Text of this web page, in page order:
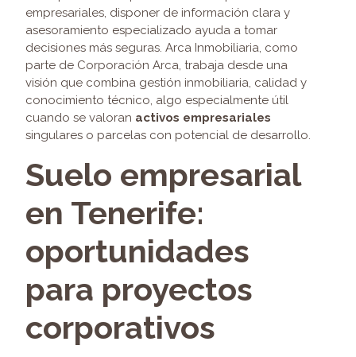
empresariales, disponer de información clara y
asesoramiento especializado ayuda a tomar
decisiones más seguras. Arca Inmobiliaria, como
parte de Corporación Arca, trabaja desde una
visión que combina gestión inmobiliaria, calidad y
conocimiento técnico, algo especialmente útil
cuando se valoran activos empresariales
singulares o parcelas con potencial de desarrollo.
Suelo empresarial
en Tenerife:
oportunidades
para proyectos
corporativos